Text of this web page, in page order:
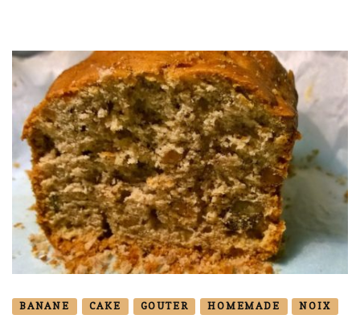
BANANE CAKE GOUTER HOMEMADE
NOIX